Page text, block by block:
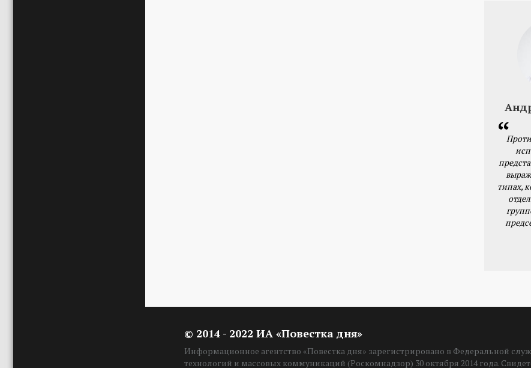
типах,
© 2014 - 2022 ИА «Повестка дня»
Информационное агентство «Повестка дня» зарегистрировано в Федеральной
технологий и массовых коммуникаций (Роскомнадзор) 30 октября 2014 года.